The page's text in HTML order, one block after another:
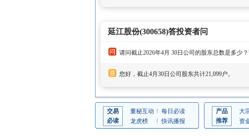
延江股份(300658)答投资者问
请问截止2026年4月 30日公司的股东总数是多少
您好，截止4月30日公司股东共计21,099户。
交易
必读
董秘互动
每日必读
龙虎榜
快讯播报
产品
推荐
大
资